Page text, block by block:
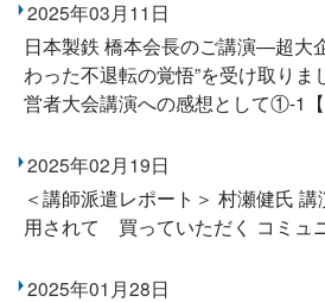
2025年03月11日
日本製鉄 橋本会長のご講演―超大
わった不退転の覚悟”を受け取りま
営者大会講演への感想として①-1【
2025年02月19日
＜講師派遣レポート＞ 村瀬健氏
用されて 買っていただく コミュ
2025年01月28日